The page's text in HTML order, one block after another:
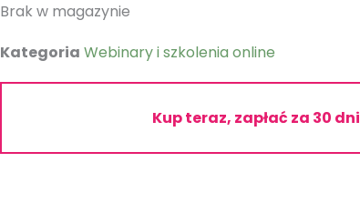
Brak w magazynie
Kategoria Webinary i szkolenia online
Kup teraz, zapłać za 30 dni